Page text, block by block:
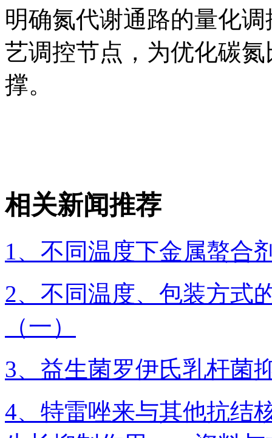
明确氮代谢通路的量化
艺调控节点，为优化碳
撑。
相关新闻推荐
1、不同温度下金属螯合
2、不同温度、包装方式
（一）
3、益生菌罗伊氏乳杆菌
4、特雷唑来与其他抗结